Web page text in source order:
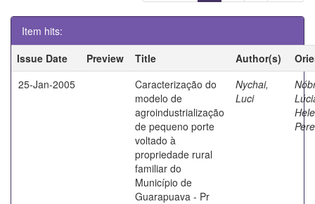
Item hits:
Issue Date
Preview Title Author(s)
25-Jan-2005
Caracterização do
modelo de
agroindustrialização
de pequeno porte
voltado à
propriedade rural
familiar do
Município de
Guarapuava - Pr
Nychai,
Luci